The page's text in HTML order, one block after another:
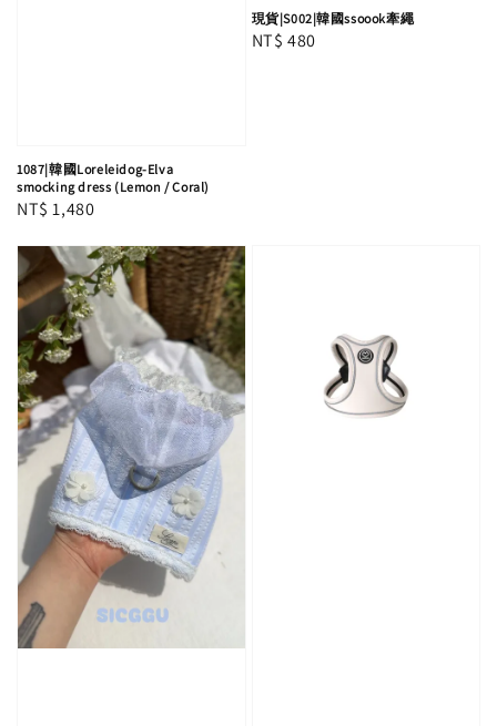
1087|韓國Loreleidog-Elva
smocking dress (Lemon / Coral)
Regular
NT$ 1,480
現貨|S002|韓國ssoook牽繩
Regular
NT$ 480